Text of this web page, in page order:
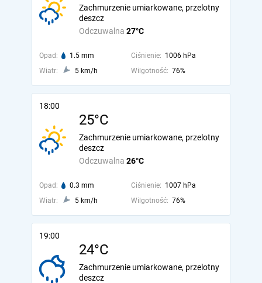
Odczuwalna 27°C
Zachmurzenie umiarkowane, przelotny
deszcz
Opad: 1.5 mm Ciśnienie: 1006 hPa
Wiatr:
5 km/h Wilgotność: 76%
18:00
25°C
Odczuwalna 26°C
Zachmurzenie umiarkowane, przelotny
deszcz
Opad: 0.3 mm Ciśnienie: 1007 hPa
Wiatr:
5 km/h Wilgotność: 76%
19:00
24°C
Zachmurzenie umiarkowane, przelotny
deszcz